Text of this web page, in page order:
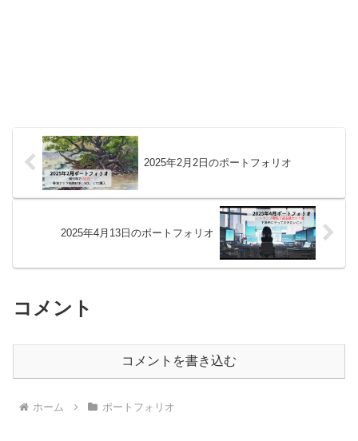
2025年2月2日のポートフォリオ
2025年4月13日のポートフォリオ
コメント
コメントを書き込む
ホーム ポートフォリオ